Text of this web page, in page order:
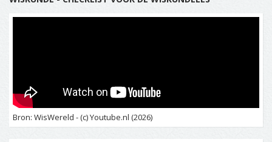
Bron: WisWereld - (c) Youtube.nl (2026)